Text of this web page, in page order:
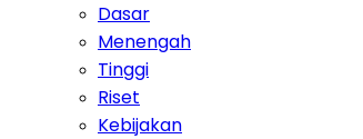
Dasar
Menengah
Tinggi
Riset
Kebijakan